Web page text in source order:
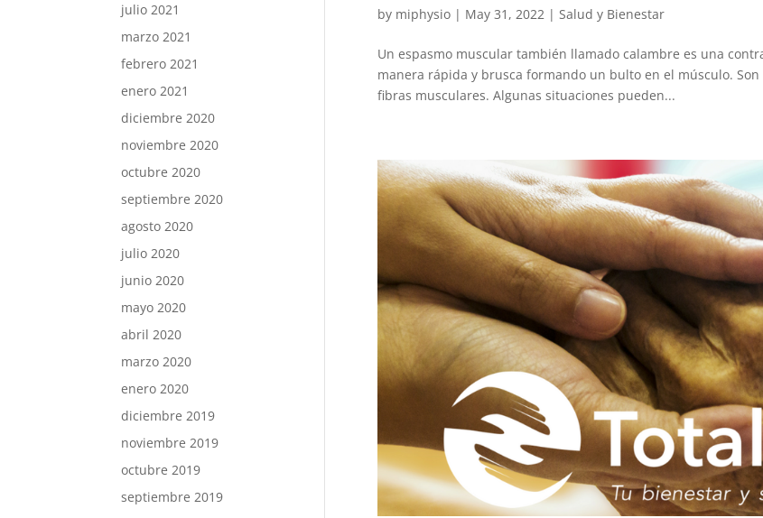
by miphysio| May 31, 2022 | Salud y Bienestar
Un espasmo muscular también llamado calambre es una
manera rápida y brusca formando un bulto en el músculo.
fibras musculares. Algunas situaciones pueden...
julio 2021
marzo 2021
febrero 2021
enero 2021
diciembre 2020
noviembre 2020
octubre 2020
septiembre 2020
agosto 2020
julio 2020
junio 2020
mayo 2020
abril 2020
marzo 2020
enero 2020
diciembre 2019
noviembre 2019
octubre 2019
septiembre 2019